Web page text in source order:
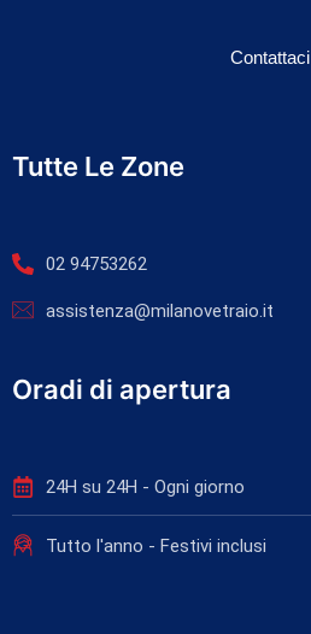
Contattaci
Tutte Le Zone
02 94753262
assistenza@milanovetraio.it
Oradi di apertura
24H su 24H - Ogni giorno
Tutto l'anno - Festivi inclusi